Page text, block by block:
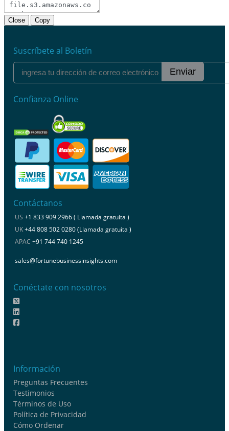
Close Copy
Suscríbete al Boletín
Enviar
Confianza Online
Contáctanos
US +1 833 909 2966 ( Llamada gratuita )
UK+44 808 502 0280 (Llamada gratuita )
APAC +91 744 740 1245
sales@fortunebusinessinsights.com
Conéctate con nosotros
Información
Preguntas Frecuentes
Testimonios
Términos de Uso
Política de Privacidad
Cómo Ordenar